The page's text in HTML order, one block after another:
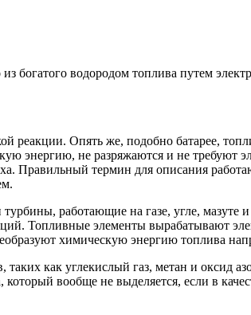
богатого водородом топлива путем
реакции. Опять же, подобно батарее,
энергию, не разряжаются и не требуют
Правильный термин для описания
работающие на газе, угле,
Топливные элементы вырабатывают
химическую энергию топлива
как углекислый газ, метан и оксид
вообще не выделяется, если в